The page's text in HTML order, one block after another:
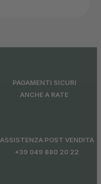
PAGAMENTI SICURI
ANCHE A RATE
ASSISTENZA POST VENDITA
+39 049 880 20 22